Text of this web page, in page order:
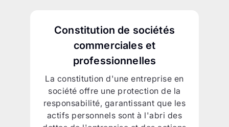
Constitution de sociétés
commerciales et
professionnelles
La constitution d'une entreprise en
société offre une protection de la
responsabilité, garantissant que les
actifs personnels sont à l'abri des